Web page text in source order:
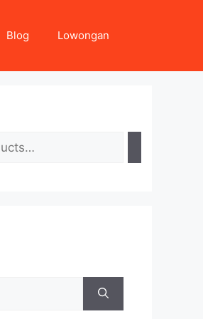
Blog Lowongan